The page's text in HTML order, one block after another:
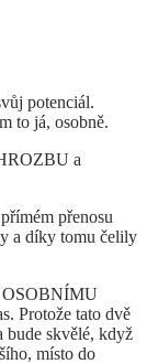
potenciál.
to já, osobně.
a
přenosu
a díky tomu čelily
OSOBNÍMU
Protože tato dvě
bude skvělé, když
místo do